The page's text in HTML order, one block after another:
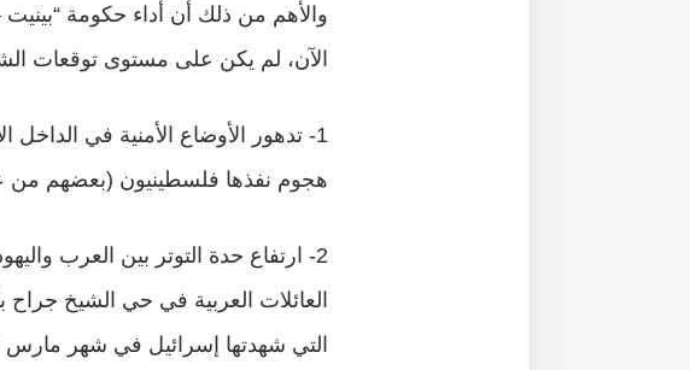
والأهم من ذلك أن أداء حكومة “بينيت
الآن، لم يكن على مستوى توقعات
1- تدهور الأوضاع الأمنية في
هجوم نفذها فلسطينيون (بعضهم من عرب 48)، وأدت إلى مقتل 14 شخصاً، وإصابة
2- ارتفاع حدة التوتر بين العرب
التي شهدتها إسرائيل في شهر مارس